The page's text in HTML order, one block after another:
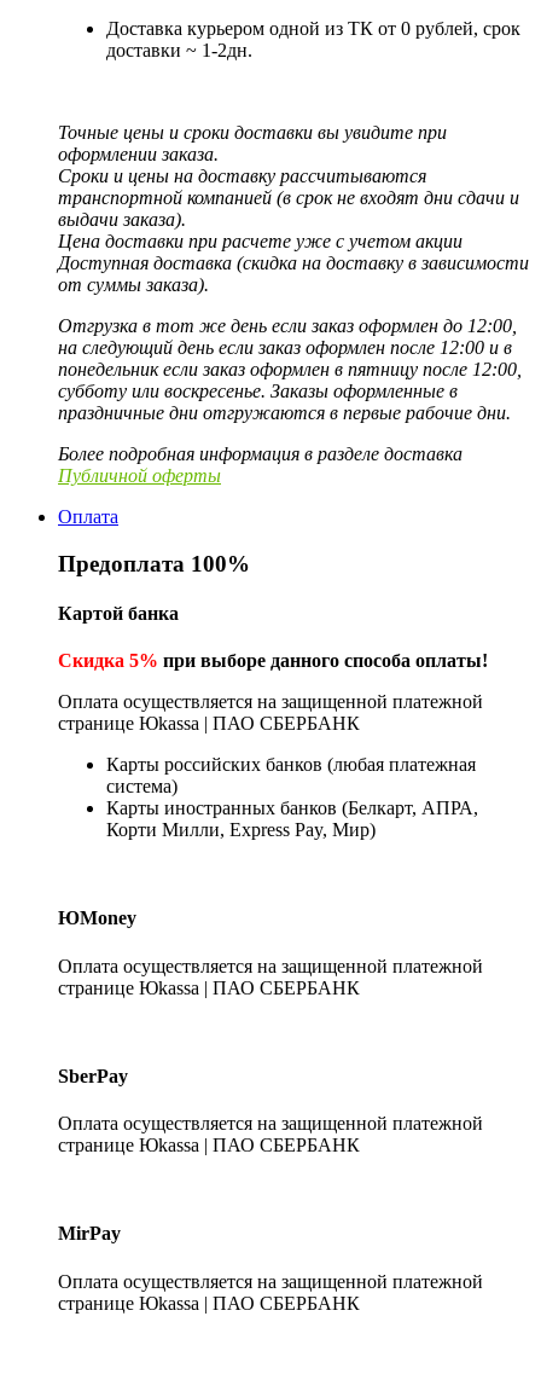
Доставка курьером одной из ТК от 0 рублей, срок
доставки ~ 1-2дн.
Точные цены и сроки доставки вы увидите при
оформлении заказа.
Сроки и цены на доставку рассчитываются
транспортной компанией (в срок не входят дни сдачи и
выдачи заказа).
Цена доставки при расчете уже с учетом акции
Доступная доставка (скидка на доставку в зависимости
от суммы заказа).
Отгрузка в тот же день если заказ оформлен до 12:00,
на следующий день если заказ оформлен после 12:00 и в
понедельник если заказ оформлен в пятницу после 12:00,
субботу или воскресенье. Заказы оформленные в
праздничные дни отгружаются в первые рабочие дни.
Более подробная информация в разделе доставка
Публичной оферты
Оплата
Предоплата 100%
Картой банка
Скидка 5% при выборе данного способа оплаты!
Оплата осуществляется на защищенной платежной
странице Юkassa | ПАО СБЕРБАНК
Карты российских банков (любая платежная
система)
Карты иностранных банков (Белкарт, АПРА,
Корти Милли, Express Pay, Мир)
ЮMoney
Оплата осуществляется на защищенной платежной
странице Юkassa | ПАО СБЕРБАНК
SberPay
Оплата осуществляется на защищенной платежной
странице Юkassa | ПАО СБЕРБАНК
MirPay
Оплата осуществляется на защищенной платежной
странице Юkassa | ПАО СБЕРБАНК